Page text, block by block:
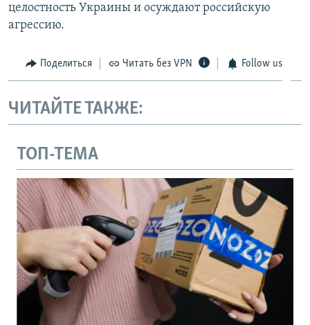
целостность Украины и осуждают российскую
агрессию.
Поделиться Читать без VPN Follow us
ЧИТАЙТЕ ТАКЖЕ:
ТОП-ТЕМА